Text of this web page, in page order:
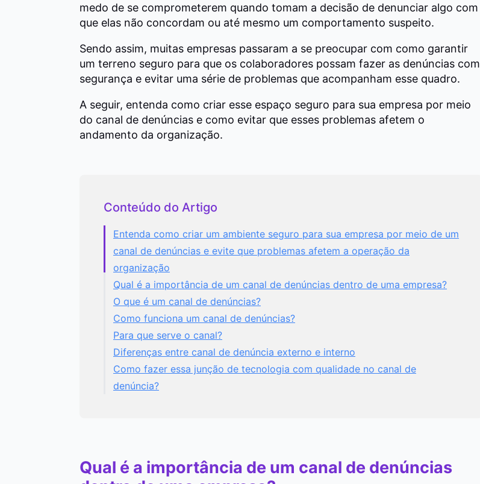
medo de se comprometerem quando tomam a decisão de denunciar algo com
que elas não concordam ou até mesmo um comportamento suspeito.
Sendo assim, muitas empresas passaram a se preocupar com como garantir
um terreno seguro para que os colaboradores possam fazer as denúncias com
segurança e evitar uma série de problemas que acompanham esse quadro.
A seguir, entenda como criar esse espaço seguro para sua empresa por meio
do canal de denúncias e como evitar que esses problemas afetem o
andamento da organização.
Conteúdo do Artigo
Entenda como criar um ambiente seguro para sua empresa por meio de um
canal de denúncias e evite que problemas afetem a operação da
organização
Qual é a importância de um canal de denúncias dentro de uma empresa?
O que é um canal de denúncias?
Como funciona um canal de denúncias?
Para que serve o canal?
Diferenças entre canal de denúncia externo e interno
Como fazer essa junção de tecnologia com qualidade no canal de
denúncia?
Qual é a importância de um canal de denúncias